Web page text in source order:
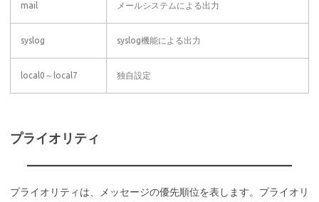
mail メールシステムによる出力
syslog syslog機能による出力
local0～local7 独自設定
プライオリティ
プライオリティは、メッセージの優先順位を表します。プライオリ